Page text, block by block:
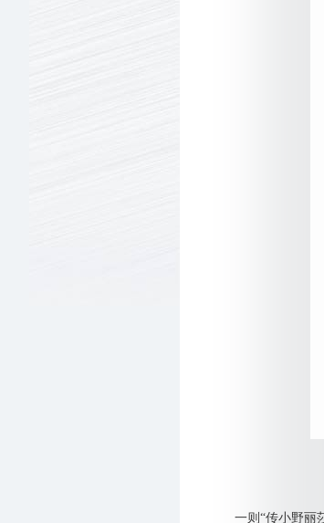
一则“传小野丽莎